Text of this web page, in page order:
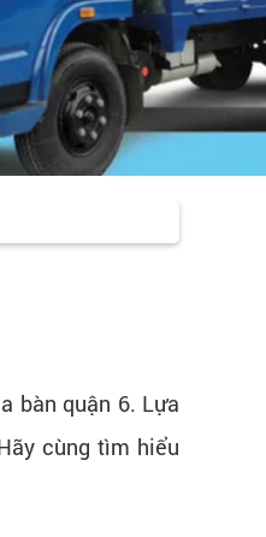
bàn quận 6. Lựa
cùng tìm hiểu